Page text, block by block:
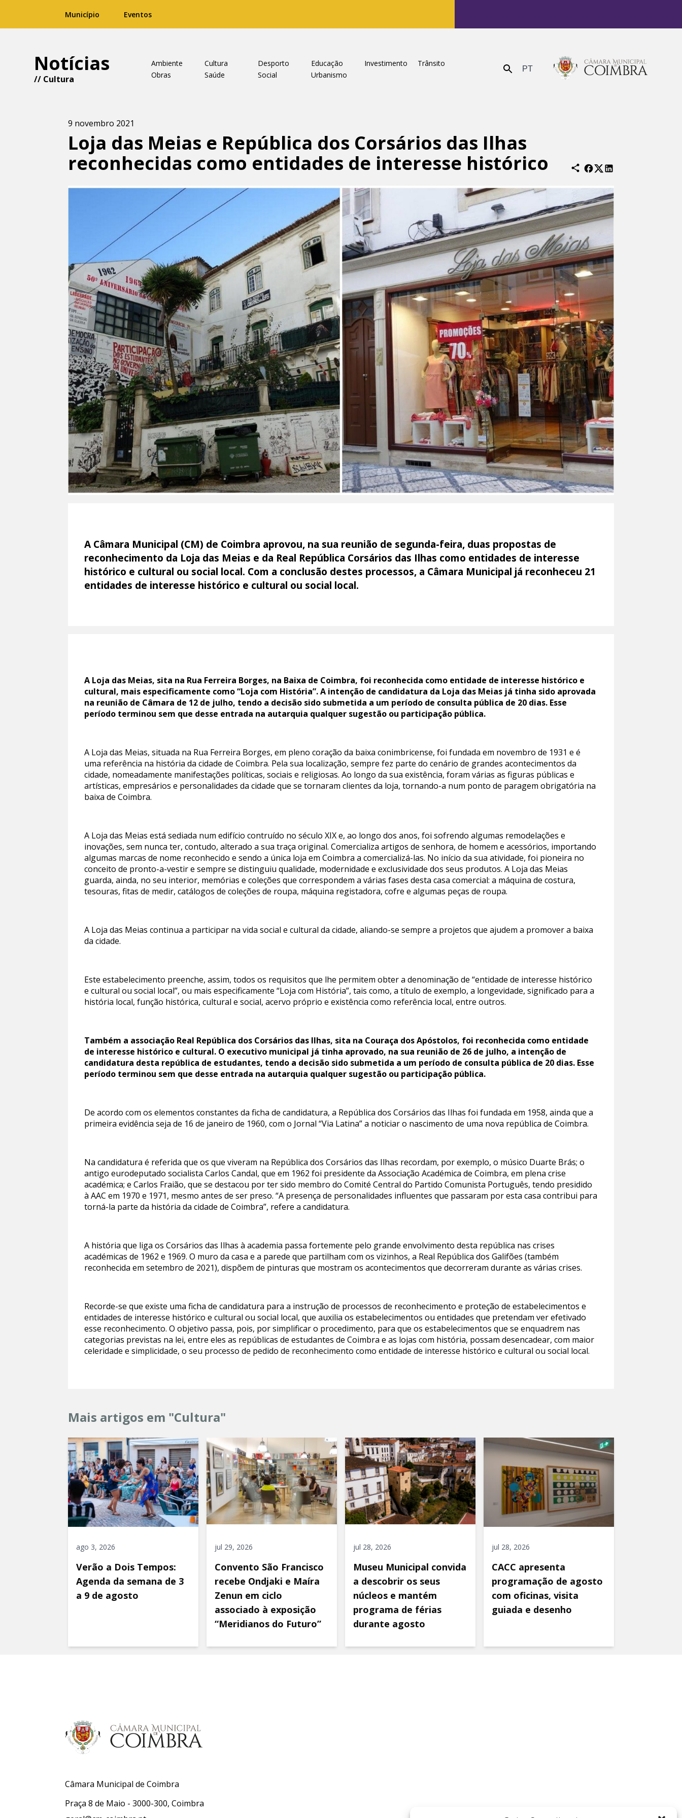
Município Eventos
Notícias
// Cultura
Ambiente Cultura Desporto Educação Investimento
Trânsito
Obras
Saúde Social Urbanismo Enviar PT
9 novembro 2021
Loja das Meias e República dos Corsários das Ilhas
reconhecidas como entidades de interesse histórico
A Câmara Municipal (CM) de Coimbra aprovou, na sua reunião de segunda-feira, duas propostas de
reconhecimento da Loja das Meias e da Real República Corsários das Ilhas como entidades de interesse
histórico e cultural ou social local. Com a conclusão destes processos, a Câmara Municipal já reconheceu 21
entidades de interesse histórico e cultural ou social local.
A Loja das Meias, sita na Rua Ferreira Borges, na Baixa de Coimbra, foi reconhecida como entidade de interesse histórico e
cultural, mais especificamente como “Loja com História”. A intenção de candidatura da Loja das Meias já tinha sido aprovada
na reunião de Câmara de 12 de julho, tendo a decisão sido submetida a um período de consulta pública de 20 dias. Esse
período terminou sem que desse entrada na autarquia qualquer sugestão ou participação pública.
A Loja das Meias, situada na Rua Ferreira Borges, em pleno coração da baixa conimbricense, foi fundada em novembro de 1931 e é
uma referência na história da cidade de Coimbra. Pela sua localização, sempre fez parte do cenário de grandes acontecimentos da
cidade, nomeadamente manifestações políticas, sociais e religiosas. Ao longo da sua existência, foram várias as figuras públicas e
artísticas, empresários e personalidades da cidade que se tornaram clientes da loja, tornando-a num ponto de paragem obrigatória na
baixa de Coimbra.
A Loja das Meias está sediada num edifício contruído no século XIX e, ao longo dos anos, foi sofrendo algumas remodelações e
inovações, sem nunca ter, contudo, alterado a sua traça original. Comercializa artigos de senhora, de homem e acessórios, importando
algumas marcas de nome reconhecido e sendo a única loja em Coimbra a comercializá-las. No início da sua atividade, foi pioneira no
conceito de pronto-a-vestir e sempre se distinguiu qualidade, modernidade e exclusividade dos seus produtos. A Loja das Meias
guarda, ainda, no seu interior, memórias e coleções que correspondem a várias fases desta casa comercial: a máquina de costura,
tesouras, fitas de medir, catálogos de coleções de roupa, máquina registadora, cofre e algumas peças de roupa.
A Loja das Meias continua a participar na vida social e cultural da cidade, aliando-se sempre a projetos que ajudem a promover a baixa
da cidade.
Este estabelecimento preenche, assim, todos os requisitos que lhe permitem obter a denominação de “entidade de interesse histórico
e cultural ou social local”, ou mais especificamente “Loja com História”, tais como, a título de exemplo, a longevidade, significado para a
história local, função histórica, cultural e social, acervo próprio e existência como referência local, entre outros.
Também a associação Real República dos Corsários das Ilhas, sita na Couraça dos Apóstolos, foi reconhecida como entidade
de interesse histórico e cultural. O executivo municipal já tinha aprovado, na sua reunião de 26 de julho, a intenção de
candidatura desta república de estudantes, tendo a decisão sido submetida a um período de consulta pública de 20 dias. Esse
período terminou sem que desse entrada na autarquia qualquer sugestão ou participação pública.
De acordo com os elementos constantes da ficha de candidatura, a República dos Corsários das Ilhas foi fundada em 1958, ainda que a
primeira evidência seja de 16 de janeiro de 1960, com o Jornal “Via Latina” a noticiar o nascimento de uma nova república de Coimbra.
Na candidatura é referida que os que viveram na República dos Corsários das Ilhas recordam, por exemplo, o músico Duarte Brás; o
antigo eurodeputado socialista Carlos Candal, que em 1962 foi presidente da Associação Académica de Coimbra, em plena crise
académica; e Carlos Fraião, que se destacou por ter sido membro do Comité Central do Partido Comunista Português, tendo presidido
à AAC em 1970 e 1971, mesmo antes de ser preso. “A presença de personalidades influentes que passaram por esta casa contribui para
torná-la parte da história da cidade de Coimbra”, refere a candidatura.
A história que liga os Corsários das Ilhas à academia passa fortemente pelo grande envolvimento desta república nas crises
académicas de 1962 e 1969. O muro da casa e a parede que partilham com os vizinhos, a Real República dos Galifões (também
reconhecida em setembro de 2021), dispõem de pinturas que mostram os acontecimentos que decorreram durante as várias crises.
Recorde-se que existe uma ficha de candidatura para a instrução de processos de reconhecimento e proteção de estabelecimentos e
entidades de interesse histórico e cultural ou social local, que auxilia os estabelecimentos ou entidades que pretendam ver efetivado
esse reconhecimento. O objetivo passa, pois, por simplificar o procedimento, para que os estabelecimentos que se enquadrem nas
categorias previstas na lei, entre eles as repúblicas de estudantes de Coimbra e as lojas com história, possam desencadear, com maior
celeridade e simplicidade, o seu processo de pedido de reconhecimento como entidade de interesse histórico e cultural ou social local.
Mais artigos em "Cultura"
ago 3, 2026
Verão a Dois Tempos:
Agenda da semana de 3
a 9 de agosto
jul 29, 2026
Convento São Francisco
recebe Ondjaki e Maíra
Zenun em ciclo
associado à exposição
“Meridianos do Futuro”
jul 28, 2026
Museu Municipal convida
a descobrir os seus
núcleos e mantém
programa de férias
durante agosto
jul 28, 2026
CACC apresenta
programação de agosto
com oficinas, visita
guiada e desenho
Câmara Municipal de Coimbra
Praça 8 de Maio - 3000-300, Coimbra